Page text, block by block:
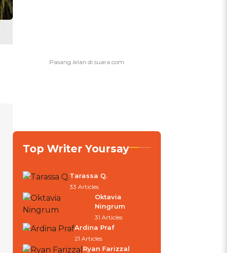
Top Writer Yoursay
Tarassa Q.
33 Articles
Oktavia
Ningrum
31 Articles
Ardina Praf
21 Articles
Ryan Farizzal